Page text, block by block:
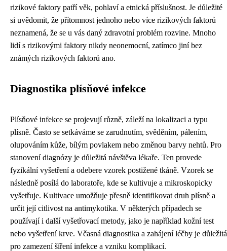
rizikové faktory patří věk, pohlaví a etnická příslušnost. Je důležité
si uvědomit, že přítomnost jednoho nebo více rizikových faktorů
neznamená, že se u vás daný zdravotní problém rozvine. Mnoho
lidí s rizikovými faktory nikdy neonemocní, zatímco jiní bez
známých rizikových faktorů ano.
Diagnostika plísňové infekce
Plísňové infekce se projevují různě, záleží na lokalizaci a typu
plísně. Často se setkáváme se zarudnutím, svěděním, pálením,
olupováním kůže, bílým povlakem nebo změnou barvy nehtů. Pro
stanovení diagnózy je důležitá návštěva lékaře. Ten provede
fyzikální vyšetření a odebere vzorek postižené tkáně. Vzorek se
následně posílá do laboratoře, kde se kultivuje a mikroskopicky
vyšetřuje. Kultivace umožňuje přesně identifikovat druh plísně a
určit její citlivost na antimykotika. V některých případech se
používají i další vyšetřovací metody, jako je například kožní test
nebo vyšetření krve. Včasná diagnostika a zahájení léčby je důležitá
pro zamezení šíření infekce a vzniku komplikací.